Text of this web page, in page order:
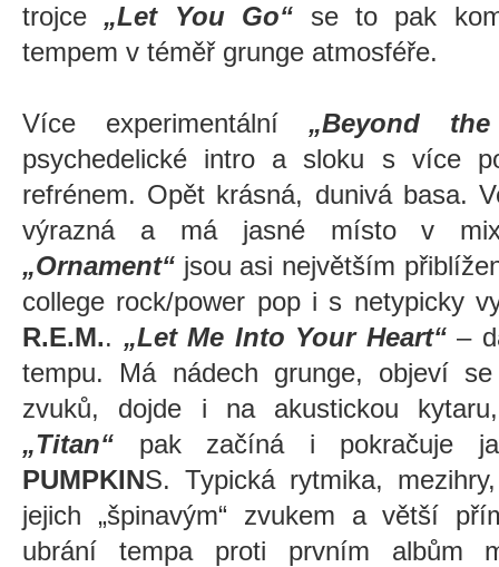
trojce „Let You Go“ se to pak
tempem v téměř grunge atmosféře.
Více experimentální„Beyond the
psychedelické intro a sloku s více
refrénem. Opět krásná, dunivá basa.
výrazná a má jasné místo v
„Ornament“ jsou asi největším
college rock/power pop i s netypicky
R.E.M.. „Let Me Into Your Heart“–
tempu. Má nádech grunge, objeví
zvuků, dojde i na akustickou
„Titan“ pak začíná i pokračuje
PUMPKINS. Typická rytmika,
jejich „špinavým“ zvukem a větší
ubrání tempa proti prvním albům